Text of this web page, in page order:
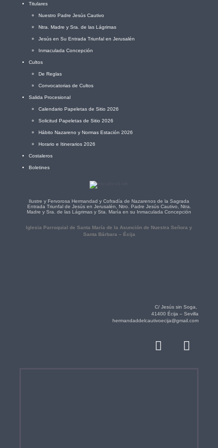
Titulares
Nuestro Padre Jesús Cautivo
Ntra. Madre y Sra. de las Lágrimas
Jesús en Su Entrada Triunfal en Jerusalén
Inmaculada Concepción
Cultos
De Reglas
Convocatorias de Cultos
Salida Procesional
Calendario Papeletas de Sitio 2026
Solicitud Papeletas de Sitio 2026
Hábito Nazareno y Normas Estación 2026
Horario e Itinerarios 2026
Costaleros
Boletines
Ilustre y Fervorosa Hermandad y Cofradía de Nazarenos de la Sagrada
Entrada Triunfal de Jesús en Jerusalén, Ntro. Padre Jesús Cautivo, Ntra.
Madre y Sra. de las Lágrimas y Sta. María en su Inmaculada Concepción
Iglesia Parroquial de Santa María de la Asunción de Nuestra Señora y
Santa Bárbara – Écija
C/ Jesús sin Soga,
41400 Écija – Sevilla
hermandaddelcautivoecija@gmail.com